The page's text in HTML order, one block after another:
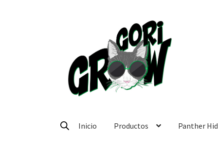
navegación
página
Inicio Productos Panther